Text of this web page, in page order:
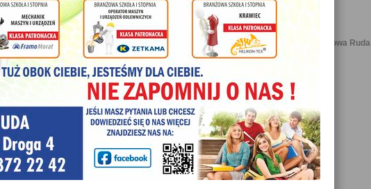
Panu Maciejowi Awiżeniowi Staroście Powiatu Kłodzkiego
Panu Tomaszowi Kilińskiemu Burmistrzowi Miasta Nowa Ruda
Pani Adriannie Mierzejewskiej Wójtowi Gminy Nowa Ruda
Panu Ryszardowi Rzeczyckiemu Prezesowi Zakładu Wodociągów i Kanalizacji Nowa Ruda
Panu Jerzemu Dudzikowi Prezesowi "Agroreg" Nowa Ruda
Beata Skibińska
Elżbieta Szuba
Renata Kowalska
Weronika Gąska